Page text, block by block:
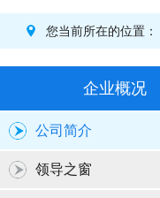
您当前所在的位置：
企业概况
公司简介
领导之窗